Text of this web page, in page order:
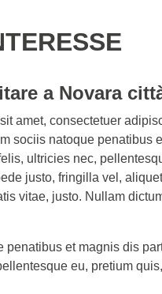
a Novara
amet, consectetuer
sociis natoque penatibus
ultricies nec,
justo, fringilla vel,
vitae, justo. Nullam
penatibus et magnis dis
eu, pretium